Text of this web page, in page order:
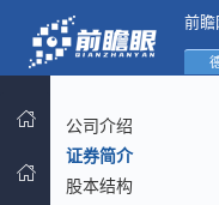
前瞻
公司介绍
证券简介
股本结构